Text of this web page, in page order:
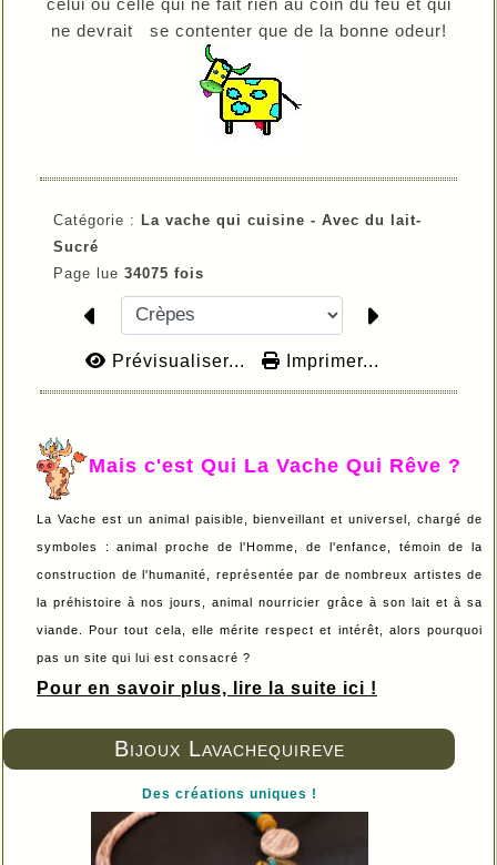
Bijoux Lavachequireve
Des créations uniques !
ne devrait se contenter que de la bonne odeur!
Catégorie : La vache qui cuisine - Avec du lait-
Sucré
Page lue 34075 fois
Prévisualiser... Imprimer...
Mais c'est Qui La Vache Qui Rêve ?
La Vache est un animal paisible, bienveillant et universel, chargé de
symboles : animal proche de l'Homme, de l'enfance, témoin de la
construction de l'humanité, représentée par de nombreux artistes de
la préhistoire à nos jours, animal nourricier grâce à son lait et à sa
viande. Pour tout cela, elle mérite respect et intérêt, alors pourquoi
pas un site qui lui est consacré ?
Pour en savoir plus, lire la suite ici !